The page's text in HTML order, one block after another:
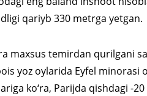
qariyb 330 metrga yetgan.
maxsus temirdan qurilgani
yoz oylarida Eyfel
ko‘ra, Parijda qishdagi -